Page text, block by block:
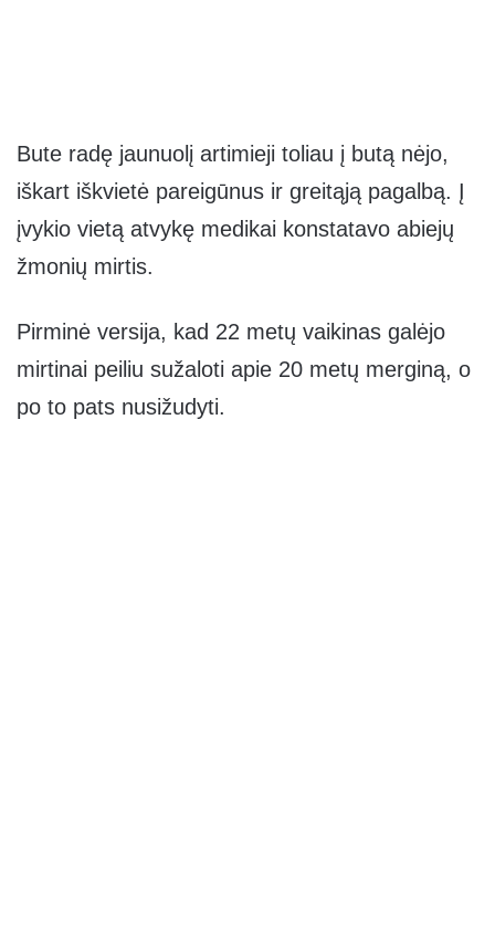
Bute radę jaunuolį artimieji toliau į butą nėjo,
iškart iškvietė pareigūnus ir greitąją pagalbą. Į
įvykio vietą atvykę medikai konstatavo abiejų
žmonių mirtis.
Pirminė versija, kad 22 metų vaikinas galėjo
mirtinai peiliu sužaloti apie 20 metų merginą, o
po to pats nusižudyti.